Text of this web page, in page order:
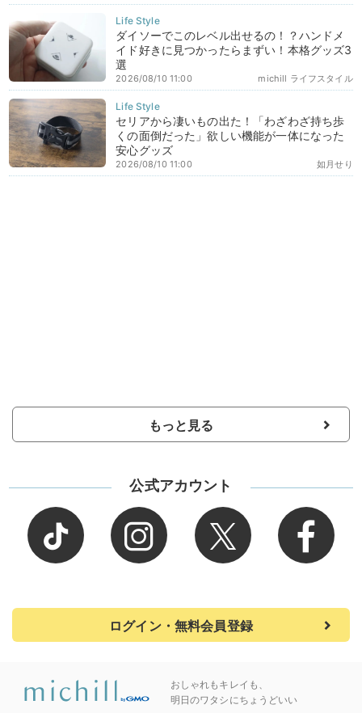
ダイソーでこのレベル出せるの！？ハンドメ
イド好きに見つかったらまずい！本格グッズ3
選
michill ライフスタイル
2026/08/10 11:00
セリアから凄いもの出た！「わざわざ持ち歩
くの面倒だった」欲しい機能が一体になった
安心グッズ
如月せり
2026/08/10 11:00
もっと見る
公式アカウント
ログイン・無料会員登録
おしゃれもキレイも、
明日のワタシにちょうどいい